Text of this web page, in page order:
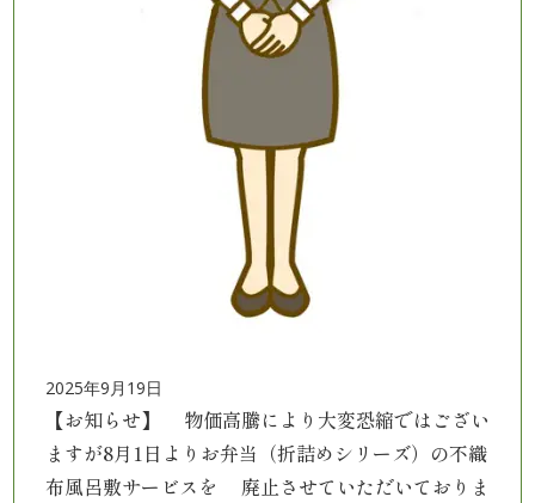
メ
イ
2025年9月19日
【お知らせ】 物価高騰により大変恐縮ではござい
ますが8月1日よりお弁当（折詰めシリーズ）の不織
布風呂敷サービスを 廃止させていただいておりま